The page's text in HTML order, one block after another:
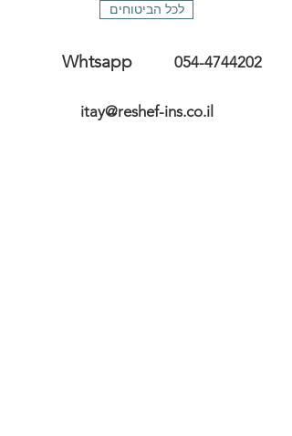
לכל הביטוחים
Whtsapp 054-4744202
itay@reshef-ins.co.il